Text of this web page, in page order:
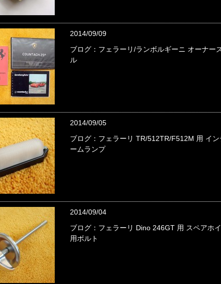
2014/09/09
ブログ：フェラーリ/ランボルギーニ オーナー
ル
2014/09/05
ブログ：フェラーリ TR/512TR/F512M 用 イン
ームランプ
2014/09/04
ブログ：フェラーリ Dino 246GT 用 スペアホ
用ボルト